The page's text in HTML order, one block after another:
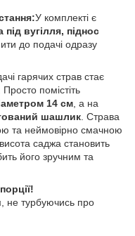
У комплекті є
під вугілля, піднос
до подачі одразу
гарячих страв стає
помістіть
14 см, а на
шашлик. Страва
та неймовірно смачною
саджа становить
його зручним та
не турбуючись про